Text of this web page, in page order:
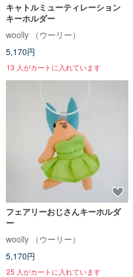
キャトルミューティレーション
キーホルダー
woolly （ウーリー）
5,170円
13 人がカートに入れています
フェアリーおじさんキーホルダ
ー
woolly （ウーリー）
5,170円
25 人がカートに入れています